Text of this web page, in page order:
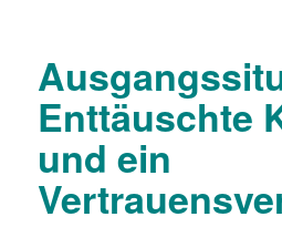
Enttäuschte
und ein